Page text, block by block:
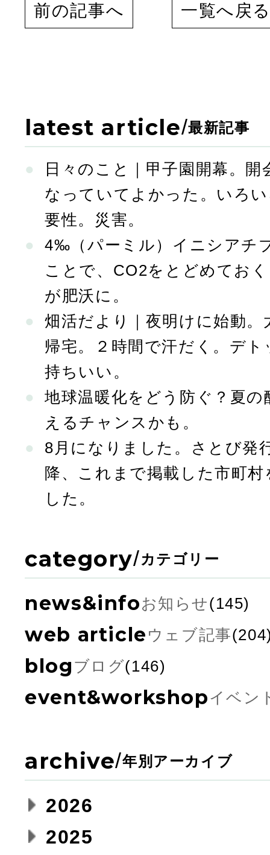
前の記事へ 一覧へ戻
latest article/最新記事
日々のこと｜甲子園開幕。
なっていてよかった。いろ
要性。災害。
4‰（パーミル）イニシアチ
ことで、CO2をとどめてお
が肥沃に。
畑活だより｜夜明けに始動
帰宅。２時間で汗だく。デ
持ちいい。
地球温暖化をどう防ぐ？夏
えるチャンスかも。
8月になりました。さとび発
降、これまで掲載した市町
した。
category/カテゴリー
news&infoお知らせ(145)
web article ウェブ記事
blog ブログ(146)
event&workshopイベン
archive/年別アーカイブ
2026
2025